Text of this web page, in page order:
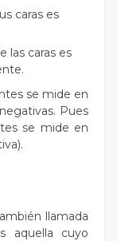
caras es
las caras es
se mide en
Pues
se mide en
llamada
aquella cuyo